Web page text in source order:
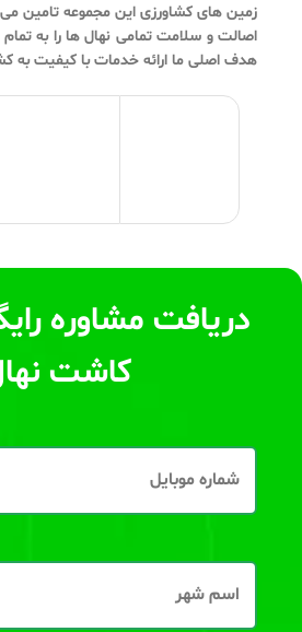
زمین های کشاورزی این مجموعه تامین
اصالت و سلامت تمامی نهال ها را به
هدف اصلی ما ارائه خدمات با کیفیت به
دریافت مشاوره
کاشت